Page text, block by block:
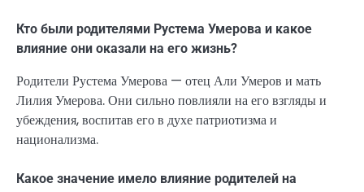
Кто были родителями Рустема Умерова и какое
влияние они оказали на его жизнь?
Родители Рустема Умерова — отец Али Умеров и мать
Лилия Умерова. Они сильно повлияли на его взгляды и
убеждения, воспитав его в духе патриотизма и
национализма.
Какое значение имело влияние родителей на